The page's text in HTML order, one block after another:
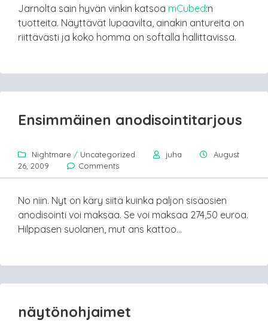
Jarnolta sain hyvän vinkin katsoa mCubed:n
tuotteita. Näyttävät lupaavilta, ainakin antureita on
riittävästi ja koko homma on softalla hallittavissa.
Ensimmäinen anodisointitarjous
Nightmare / Uncategorized juha
August
26, 2009
Comments
No niin. Nyt on käry siitä kuinka paljon sisäosien
anodisointi voi maksaa. Se voi maksaa 274,50 euroa.
Hilppasen suolanen, mut ans kattoo…
näytönohjaimet